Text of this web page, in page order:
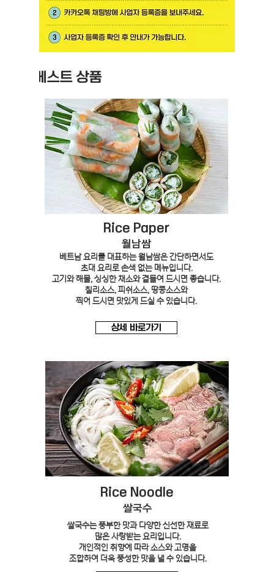
베스트 상품
Rice Paper
​월남쌈
베트남 요리를 대표하는 월남쌈은 간단하면서도
초대 요리로 손색 없는 메뉴입니다.
고기와 해물, 싱싱한 채소와 곁들여 드시면 좋습니다.
칠리소스, 피쉬소스, 땅콩소스와
찍어 드시면 맛있게 드실 수 있습니다.
상세 바로가기
Rice Noodle
쌀국수
쌀국수는 풍부한 맛과 다양한 신선한 재료로
많은 사랑받는 요리입니다.
개인적인 취향에 따라 소스와 고명을
조합하여 더욱 풍성한 맛을 낼 수 있습니다.